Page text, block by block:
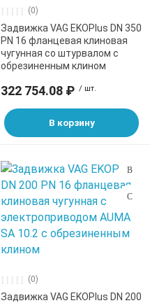
(0)
Задвижка VAG EKOPlus DN 350
PN 16 фланцевая клиновая
чугунная со штурвалом с
обрезиненным клином
322 754.08 ₽ / шт.
В корзину
(0)
Задвижка VAG EKOPlus DN 200